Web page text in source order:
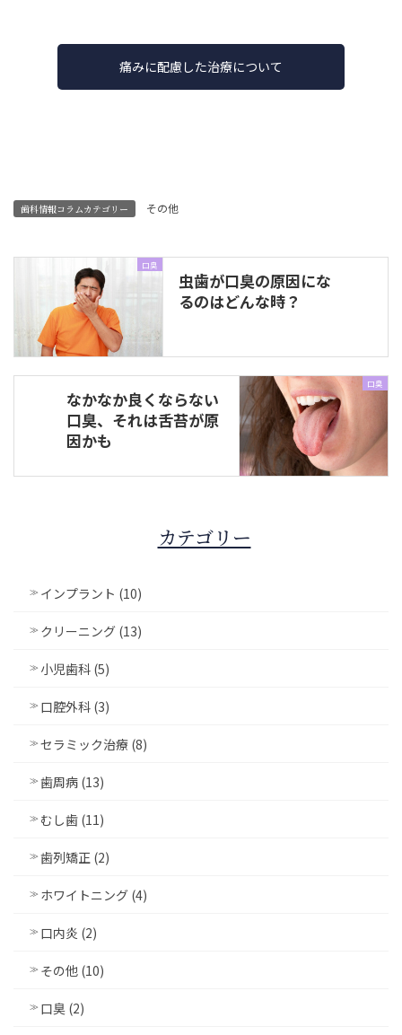
痛みに配慮した治療について
歯科情報コラムカテゴリー その他
口臭
虫歯が口臭の原因にな
るのはどんな時？
口臭
なかなか良くならない
口臭、それは舌苔が原
因かも
カテゴリー
インプラント (10)
クリーニング (13)
小児歯科 (5)
口腔外科 (3)
セラミック治療 (8)
歯周病 (13)
むし歯 (11)
歯列矯正 (2)
ホワイトニング (4)
口内炎 (2)
その他 (10)
口臭 (2)